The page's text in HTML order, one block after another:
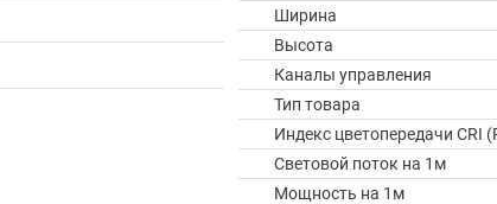
Ширина
Высота
Каналы управления
Тип товара
Индекс цветопередачи CRI
Световой поток на 1м
Мощность на 1м